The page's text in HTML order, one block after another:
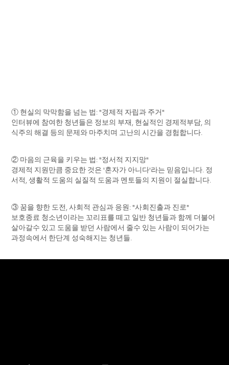
① 현실의 막막함을 넘는 법: "경제적 자립과 주거"
인터뷰에 참여한 청년들은 정보의 부재, 현실적인 경제적부담, 의
식주의 해결 등의 문제와 마주치며 고난의 시간을 경험합니다.
② 마음의 근육을 키우는 법: "정서적 지지망"
경제적 지원만큼 중요한 것은 '혼자가 아니다'라는 믿음입니다. 정
서적, 생활적 도움의 실질적 도움과 멘토들의 지원이 절실합니다.
③ 꿈을 향한 도전, 사회적 관심과 응원: "사회진출과 진로"
보호종료 청소년이라는 꼬리표를 떼고 일반 청년들과 함께 더불어
살아갈수 있고 도움을 받던 사람에서 줄수 있는 사람이 되어가는
과정속에서 한단계 성숙해지는 청년들.